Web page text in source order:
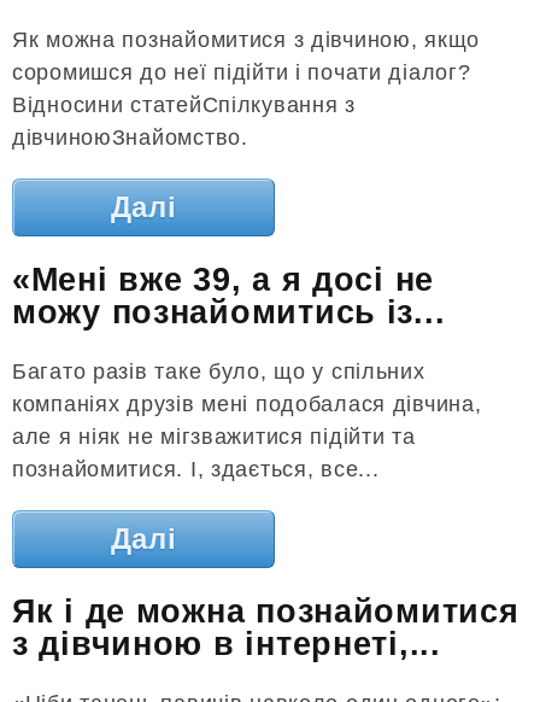
Як можна познайомитися з дівчиною, якщо
соромишся до неї підійти і почати діалог?
Відносини статейСпілкування з
дівчиноюЗнайомство.
Далі
«Мені вже 39, а я досі не
можу познайомитись із...
Багато разів таке було, що у спільних
компаніях друзів мені подобалася дівчина,
але я ніяк не мігзважитися підійти та
познайомитися. І, здається, все...
Далі
Як і де можна познайомитися
з дівчиною в інтернеті,...